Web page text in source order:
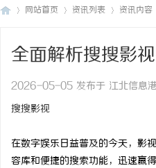
网站首页 资讯列表 资讯内容
全面解析搜搜影
2026-05-05 发布于 江北信息
搜搜影视
在数字娱乐日益普及的今天，影
容库和便捷的搜索功能，迅速赢